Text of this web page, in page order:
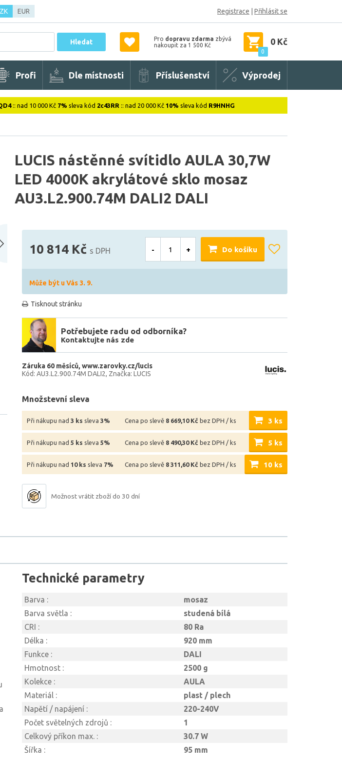
EUR Registrace Přihlásit se
Hledat Pro dopravu zdarma zbývá
nakoupit za 1 500 Kč
0
0 Kč
Profi Dle místnosti Příslušenství Výprodej
:: nad 10 000 Kč 7% sleva kód 2c43RR :: nad 20 000 Kč 10% sleva kód R9HNHG
LUCIS nástěnné svítidlo AULA 30,7W
LED 4000K akrylátové sklo mosaz
AU3.L2.900.74M DALI2 DALI
10 814 Kč s DPH - + Do košíku
Může být u Vás 3. 9.
Tisknout stránku
Potřebujete radu od odborníka?
Kontaktujte nás zde
Záruka 60 měsíců www.zarovky.cz/lucis
Kód: AU3.L2.900.74M DALI2 Značka: LUCIS
Množstevní sleva
Při nákupu nad 3 ks sleva 3% Cena po slevě 8 669,10 Kč bez DPH / ks 3 ks
Při nákupu nad 5 ks sleva 5% Cena po slevě 8 490,30 Kč bez DPH / ks 5 ks
Při nákupu nad 10 ks sleva 7% Cena po slevě 8 311,60 Kč bez DPH / ks 10 ks
Možnost vrátit zboží do 30 dní
Technické parametry
Barva :
mosaz
Barva světla :
studená bílá
CRI :
80 Ra
Délka :
920 mm
Funkce :
DALI
Hmotnost :
2500 g
Kolekce :
AULA
Materiál :
plast / plech
Napětí / napájení :
220-240V
Počet světelných zdrojů :
1
Celkový příkon max. :
30.7 W
Šířka :
95 mm